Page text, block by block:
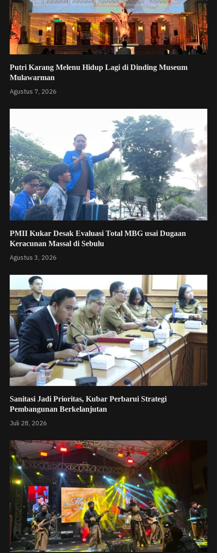
Putri Karang Melenu Hidup Lagi di Dinding Museum
Mulawarman
Agustus 7, 2026
PMII Kukar Desak Evaluasi Total MBG usai Dugaan
Keracunan Massal di Sebulu
Agustus 3, 2026
Sanitasi Jadi Prioritas, Kubar Perbarui Strategi
Pembangunan Berkelanjutan
Juli 28, 2026